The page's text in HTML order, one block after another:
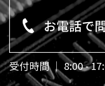
受付時間 ｜ 8:00 -